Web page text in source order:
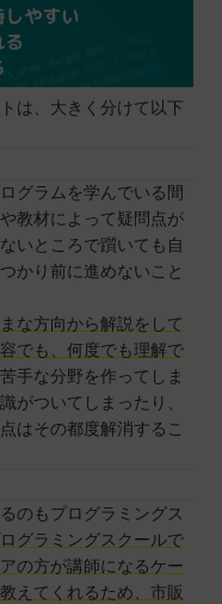
れ
グはスクールで学ぼ
ミングスクールを
は、大きく分けて以下
グラムを学んでいる間
教材によって疑問点が
いところで躓いても自
かり前に進めないこと
な方向から解説をして
でも、何度でも理解で
手な分野を作ってしま
がついてしまったり、
はその都度解消するこ
のもプログラミングス
グラミングスクールで
の方が講師になるケー
えてくれるため、市販